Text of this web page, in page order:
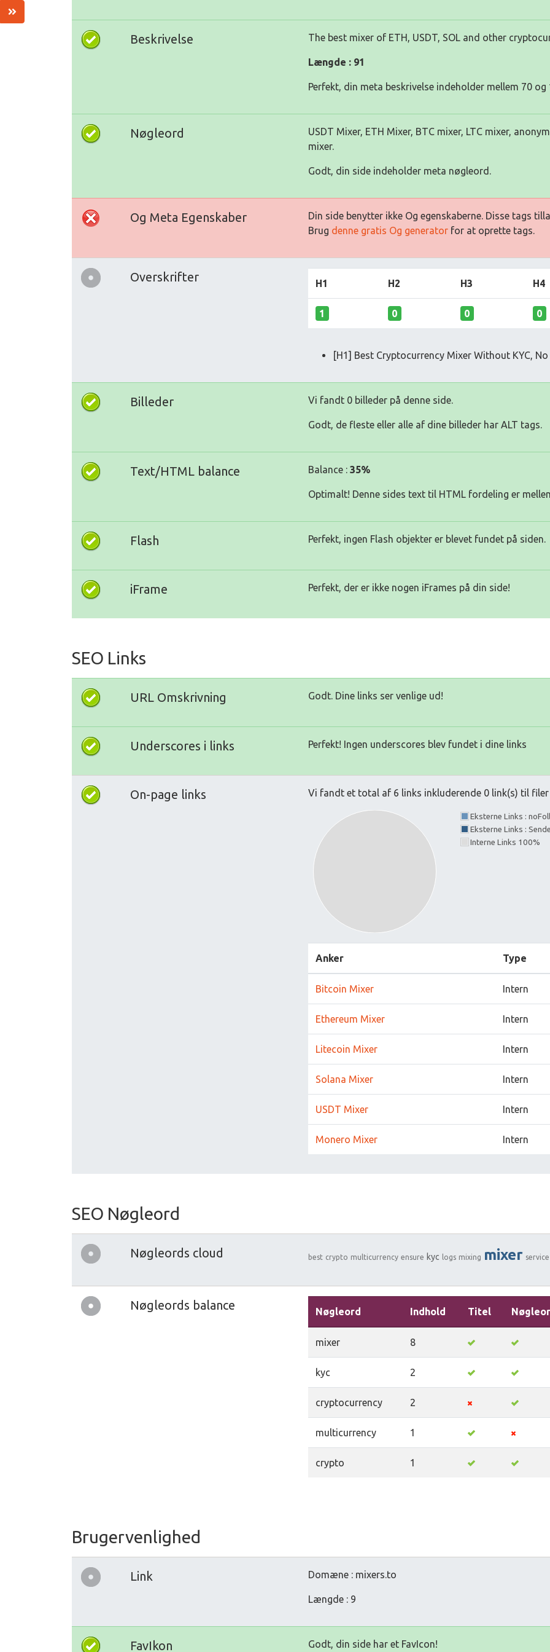
Beskrivelse The best mixer of ETH, USDT, SOL and other
Længde : 91
Perfekt, din meta beskrivelse indeholder mellem 70 og
Nøgleord
USDT Mixer, ETH Mixer, BTC mixer, LTC mixer,
mixer.
Godt, din side indeholder meta nøgleord.
Og Meta Egenskaber
Din side benytter ikke Og egenskaberne. Disse tags
Brug denne gratis Og generator for at oprette tags.
Overskrifter H1 H2 H3 H4
1 0 0 0
[H1] Best Cryptocurrency Mixer Without KYC, No
Billeder Vi fandt 0 billeder på denne side.
Godt, de fleste eller alle af dine billeder har ALT tags.
Text/HTML balance Balance : 35%
Optimalt! Denne sides text til HTML fordeling er
Flash Perfekt, ingen Flash objekter er blevet fundet på siden.
iFrame Perfekt, der er ikke nogen iFrames på din side!
SEO Links
URL Omskrivning Godt. Dine links ser venlige ud!
Underscores i links Perfekt! Ingen underscores blev fundet i dine links
On-page links Vi fandt et total af 6 links inkluderende 0 link(s) til filer
Eksterne Links :
Eksterne Links :
Interne Links 100%
Anker Type
Bitcoin Mixer Intern
Ethereum Mixer Intern
Litecoin Mixer Intern
Solana Mixer Intern
USDT Mixer Intern
Monero Mixer Intern
SEO Nøgleord
Nøgleords cloud best crypto multicurrency ensure kyc logs mixing mixer service
Nøgleords balance Nøgleord Indhold Titel
mixer 8
kyc 2
cryptocurrency 2
multicurrency 1
crypto 1
Brugervenlighed
Link Domæne : mixers.to
Længde : 9
FavIkon Godt, din side har et FavIcon!